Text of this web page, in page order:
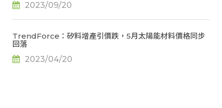
2023/09/20
TrendForce：矽料增產引價跌，5月太陽能材料價格同步
回落
2023/04/20